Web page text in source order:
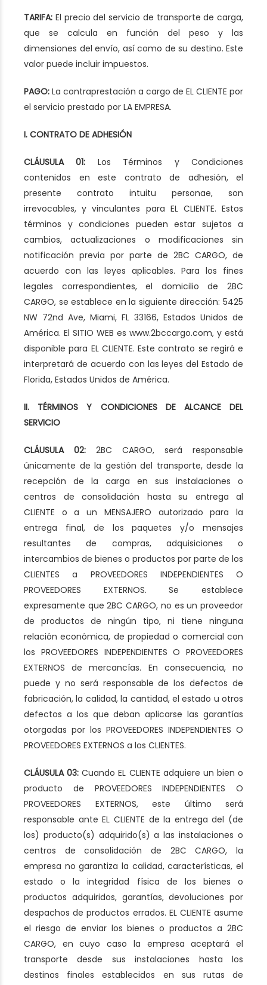
TARIFA: El precio del servicio de transporte de carga,
que se calcula en función del peso y las
dimensiones del envío, así como de su destino. Este
valor puede incluir impuestos.
PAGO: La contraprestación a cargo de EL CLIENTE por
el servicio prestado por LA EMPRESA.
I. CONTRATO DE ADHESIÓN
CLÁUSULA 01: Los Términos y Condiciones
contenidos en este contrato de adhesión, el
presente contrato intuitu personae, son
irrevocables, y vinculantes para EL CLIENTE. Estos
términos y condiciones pueden estar sujetos a
cambios, actualizaciones o modificaciones sin
notificación previa por parte de 2BC CARGO, de
acuerdo con las leyes aplicables. Para los fines
legales correspondientes, el domicilio de 2BC
CARGO, se establece en la siguiente dirección: 5425
NW 72nd Ave, Miami, FL 33166, Estados Unidos de
América. El SITIO WEB es www.2bccargo.com, y está
disponible para EL CLIENTE. Este contrato se regirá e
interpretará de acuerdo con las leyes del Estado de
Florida, Estados Unidos de América.
II. TÉRMINOS Y CONDICIONES DE ALCANCE DEL
SERVICIO
CLÁUSULA 02: 2BC CARGO, será responsable
únicamente de la gestión del transporte, desde la
recepción de la carga en sus instalaciones o
centros de consolidación hasta su entrega al
CLIENTE o a un MENSAJERO autorizado para la
entrega final, de los paquetes y/o mensajes
resultantes de compras, adquisiciones o
intercambios de bienes o productos por parte de los
CLIENTES a PROVEEDORES INDEPENDIENTES O
PROVEEDORES EXTERNOS. Se establece
expresamente que 2BC CARGO, no es un proveedor
de productos de ningún tipo, ni tiene ninguna
relación económica, de propiedad o comercial con
los PROVEEDORES INDEPENDIENTES O PROVEEDORES
EXTERNOS de mercancías. En consecuencia, no
puede y no será responsable de los defectos de
fabricación, la calidad, la cantidad, el estado u otros
defectos a los que deban aplicarse las garantías
otorgadas por los PROVEEDORES INDEPENDIENTES O
PROVEEDORES EXTERNOS a los CLIENTES.
CLÁUSULA 03: Cuando EL CLIENTE adquiere un bien o
producto de PROVEEDORES INDEPENDIENTES O
PROVEEDORES EXTERNOS, este último será
responsable ante EL CLIENTE de la entrega del (de
los) producto(s) adquirido(s) a las instalaciones o
centros de consolidación de 2BC CARGO, la
empresa no garantiza la calidad, características, el
estado o la integridad física de los bienes o
productos adquiridos, garantías, devoluciones por
despachos de productos errados. EL CLIENTE asume
el riesgo de enviar los bienes o productos a 2BC
CARGO, en cuyo caso la empresa aceptará el
transporte desde sus instalaciones hasta los
destinos finales establecidos en sus rutas de